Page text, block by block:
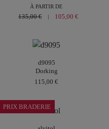
À PARTIR DE
135,00 € | 105,00 €
d9095
Dorking
115,00 €
PRIX BRADERIE